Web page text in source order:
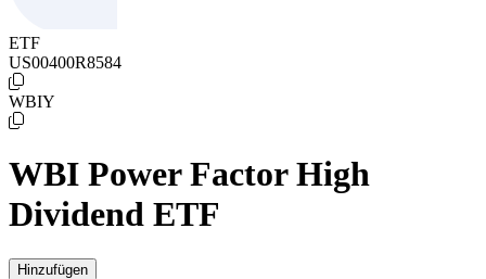
ETF
US00400R8584
WBIY
WBI Power Factor High
Dividend ETF
Hinzufügen